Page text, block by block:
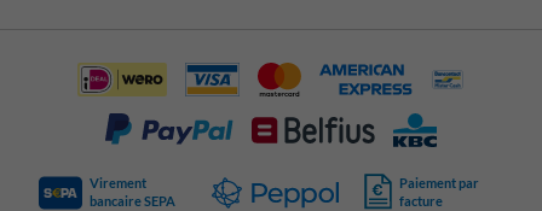
Virement
bancaire SEPA
Paiement par
facture